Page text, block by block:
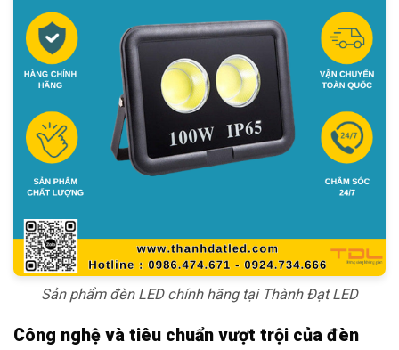
Sản phẩm đèn LED chính hãng tại Thành Đạt LED
Công nghệ và tiêu chuẩn vượt trội của đèn